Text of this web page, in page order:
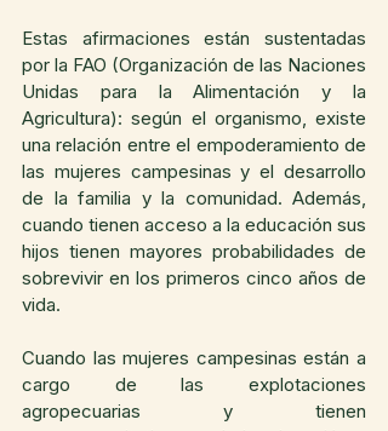
Estas afirmaciones están sustentadas
por la FAO (Organización de las Naciones
Unidas para la Alimentación y la
Agricultura): según el organismo, existe
una relación entre el empoderamiento de
las mujeres campesinas y el desarrollo
de la familia y la comunidad. Además,
cuando tienen acceso a la educación sus
hijos tienen mayores probabilidades de
sobrevivir en los primeros cinco años de
vida.
Cuando las mujeres campesinas están a
cargo de las explotaciones
agropecuarias y tienen